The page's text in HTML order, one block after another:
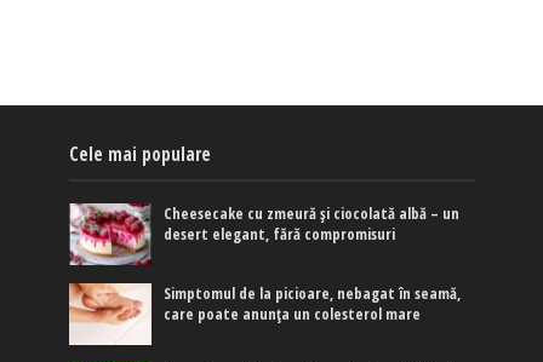
Cele mai populare
Cheesecake cu zmeură și ciocolată albă – un
desert elegant, fără compromisuri
Simptomul de la picioare, nebagat în seamă,
care poate anunța un colesterol mare